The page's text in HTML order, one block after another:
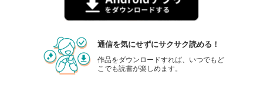
通信を気にせずにサクサク読める！
作品をダウンロードすれば、いつでもど
こでも読書が楽しめます。